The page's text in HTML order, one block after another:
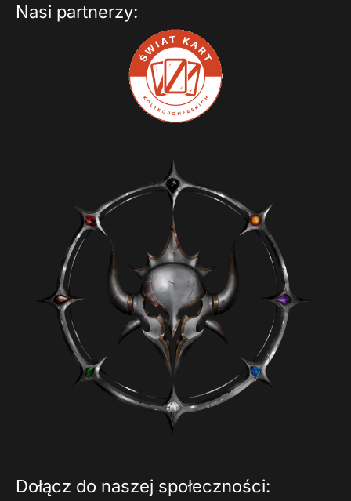
Nasi partnerzy:
Dołącz do naszej społeczności: